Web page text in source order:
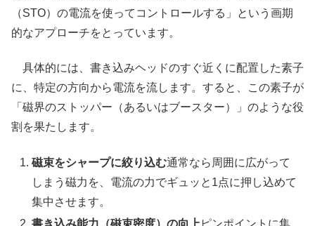
（STO）の電流を使ってコントロールする」という画期
的なアプローチをとっています。
具体的には、書き込みヘッドのすぐ近くに配置した素子
に、特定の方向から電流を流します。すると、この素子が
「磁界のストッパー（あるいはブースター）」のような役
割を果たします。
磁束をシャープに絞り込む通常なら周囲に広がって
しまう磁力を、電流の力でギュッと1点に押し込めて
集中させます。
書き込み能力（磁束密度）の向上 ピンポイントに集